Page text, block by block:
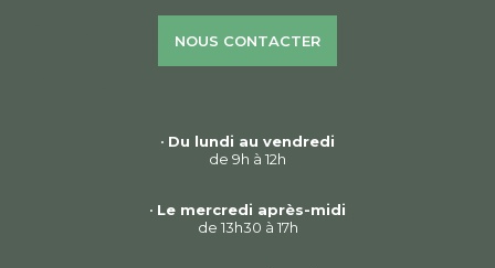
NOUS CONTACTER
• Du lundi au vendredi
de 9h à 12h
• Le mercredi après-midi
de 13h30 à 17h